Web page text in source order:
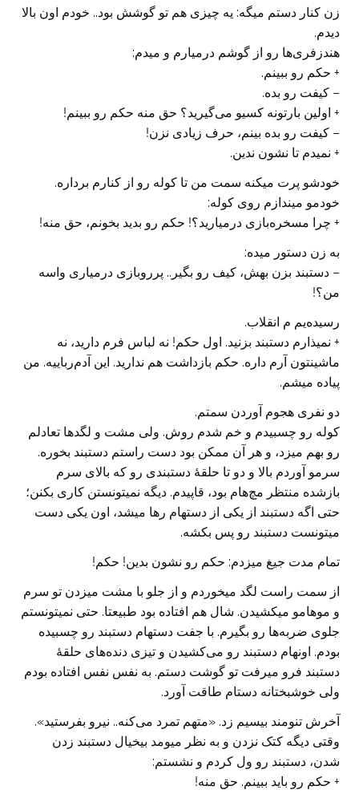
زن کنار دستم میگه: یه چیزی هم تو گوشش بود.. خودم اون بالا
دیدم.
هندزفری‌ها رو از گوشم درمیارم و میدم:
+ حکم رو ببینم.
– کیفت رو بده.
+ اولین بارتونه کسیو می‌گیرید؟ حق منه حکم رو ببینم!
– کیفت رو بده بینم، حرف زیادی نزن!
+ نمیدم تا نشون ندین.
خودشو پرت میکنه سمت من تا کوله رو از کنارم برداره.
خودمو میندازم روی کوله:
+ چرا مسخره‌بازی درمیارید؟! حکم رو بدید بخونم، حق منه!
به زن دستور میده:
– دستبند بزن بهش، کیف رو بگیر.. پرروبازی درمیاری واسه
من؟!
رسیده‌یم م انقلاب.
+ نمیذارم دستبند بزنید. اول حکم! نه لباس فرم دارید، نه
ماشینتون آرم داره. حکم بازداشت هم ندارید. این آدم‌رباییه. من
پیاده میشم.
دو نفری هجوم آوردن سمتم.
کوله رو چسبیدم و خم شدم روش. ولی مشت و لگدها تعادلم
رو بهم میزد، و هر آن ممکن بود دست راستم دستبند بخوره.
سرمو آوردم بالا و دو تا حلقهٔ دستبندی رو که بالای سرم
بازشده منتظر مچ‌هام بود، قاپیدم. دیگه نمیتونستن کاری بکنن؛
حتی اگه دستبند از یکی از دستهام رها میشد، اون یکی دست
میتونست دستبند رو پس بکشه.
تمام مدت جیغ میزدم: حکم رو نشون بدین! حکم!
از سمت راست لگد میخوردم و از جلو با مشت میزدن تو سرم
و موهامو میکشیدن. شال هم افتاده بود طبیعتا. حتی نمیتونستم
جلوی ضربه‌ها رو بگیرم. با جفت دستهام دستبند رو چسبیده
بودم. اونهام دستبند رو می‌کشیدن و تیزی دنده‌های حلقهٔ
دستبند فرو میرفت تو گوشت دستم. به نفس نفس افتاده بودم
ولی خوشبختانه دستام طاقت آورد.
آخرش تنومند بیسیم زد. «متهم تمرد می‌کنه.. نیرو بفرستید».
وقتی دیگه کتک نزدن و به نظر میومد بیخیال دستبند زدن
شدن، دستبند رو ول کردم و نشستم:
+ حکم رو باید ببینم. حق منه!